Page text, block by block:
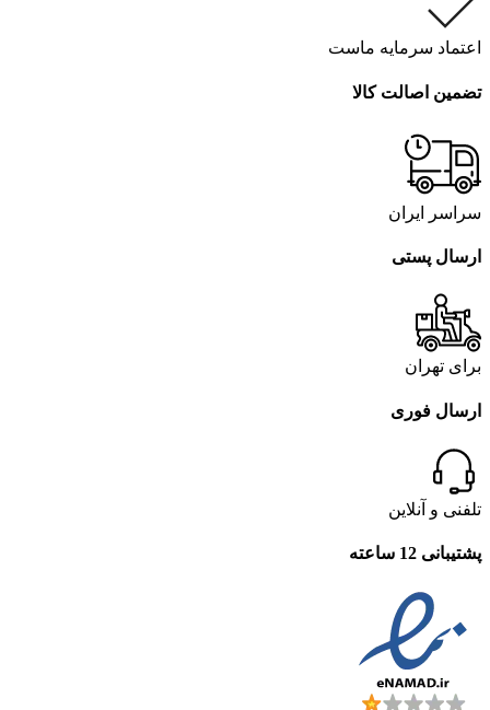
اعتماد سرمایه ماست
تضمین اصالت کالا
سراسر ایران
ارسال پستی
برای تهران
ارسال فوری
تلفنی و آنلاین
پشتیبانی 12 ساعته